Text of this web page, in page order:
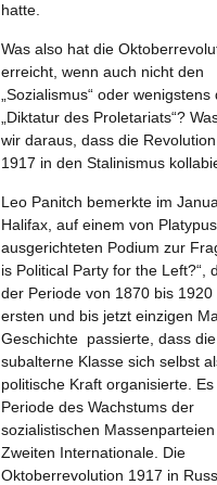
hatte.
Was also hat die
erreicht, wenn auch nicht den
„Sozialismus“ oder wenigstens
„Diktatur des Proletariats“?
wir daraus, dass die
1917 in den Stalinismus
Leo Panitch bemerkte im
Halifax, auf einem von Platypus
ausgerichteten Podium zur
is Political Party for the Left?“,
der Periode von 1870 bis 1920
ersten und bis jetzt einzigen
Geschichte passierte, dass die
subalterne Klasse sich selbst
politische Kraft organisierte.
Periode des Wachstums der
sozialistischen
Zweiten Internationale. Die
Oktoberrevolution 1917 in